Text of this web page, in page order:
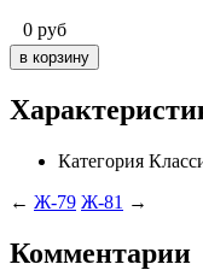
0 руб
Категория
← Ж-79 Ж-81 →
Комментарии